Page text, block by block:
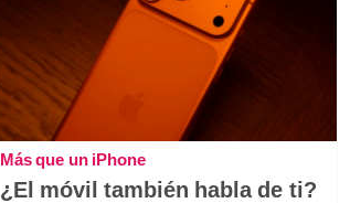
Más que un iPhone
¿El móvil también habla de ti?